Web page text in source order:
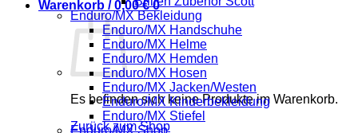
Warenkorb /0,00€ 0
Es befinden sich keine Produkte im Warenkorb.
Zurück zum Shop
Enduro/MX Bekleidung
Enduro/MX Handschuhe
Enduro/MX Helme
Enduro/MX Hemden
Enduro/MX Hosen
Enduro/MX Jacken/Westen
Enduro/MX Kinderbekleidung
Enduro/MX Stiefel
Enduro/MX Shop